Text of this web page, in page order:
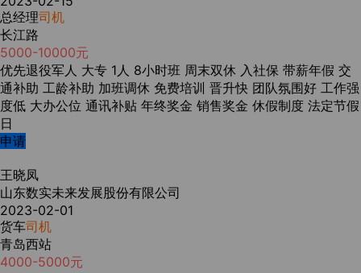
总经理司机
长江路
5000-10000元
优先退役军人 大专 1人 8小时班 周末双休 入社保 带薪年假 交
通补助 工龄补助 加班调休 免费培训 晋升快 团队氛围好 工作强
度低 大办公位 通讯补贴 年终奖金 销售奖金 休假制度 法定节假
日
申请
王晓凤
山东数实未来发展股份有限公司
2023-02-01
货车司机
青岛西站
4000-5000元